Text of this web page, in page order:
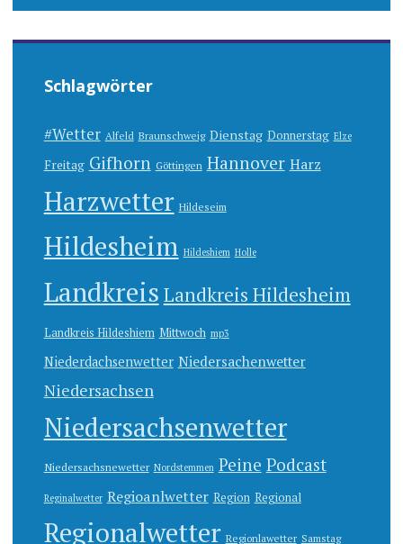
Schlagwörter
#Wetter Alfeld Braunschweig Dienstag Donnerstag Elze
Freitag Gifhorn Göttingen Hannover Harz
Harzwetter Hildeseim
Hildesheim Hildeshiem Holle
Landkreis Landkreis Hildesheim
Landkreis Hildeshiem Mittwoch mp3
Niederdachsenwetter Niedersachenwetter
Niedersachsen
Niedersachsenwetter
Niedersachsnewetter Nordstemmen Peine Podcast
Reginalwetter Regioanlwetter Region Regional
Regionalwetter Regionlawetter Samstag